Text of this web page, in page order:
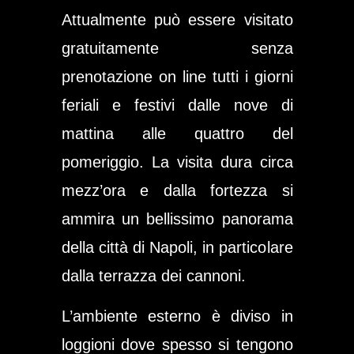
Attualmente può essere visitato
gratuitamente senza
prenotazione on line tutti i giorni
feriali e festivi dalle nove di
mattina alle quattro del
pomeriggio. La visita dura circa
mezz’ora e dalla fortezza si
ammira un bellissimo panorama
della città di Napoli, in particolare
dalla terrazza dei cannoni.
L’ambiente esterno è diviso in
loggioni dove spesso si tengono